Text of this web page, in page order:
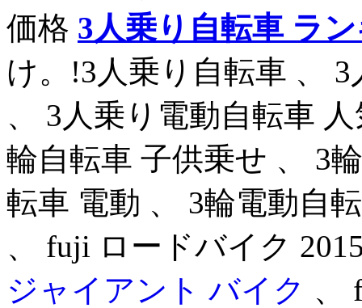
価格 3人乗り自転車 ラ
け。!3人乗り自転車 、
、 3人乗り電動自転車
輪自転車 子供乗せ 、 3
転車 電動 、 3輪電動自
、 fuji ロードバイク
ジャイアント バイク 、